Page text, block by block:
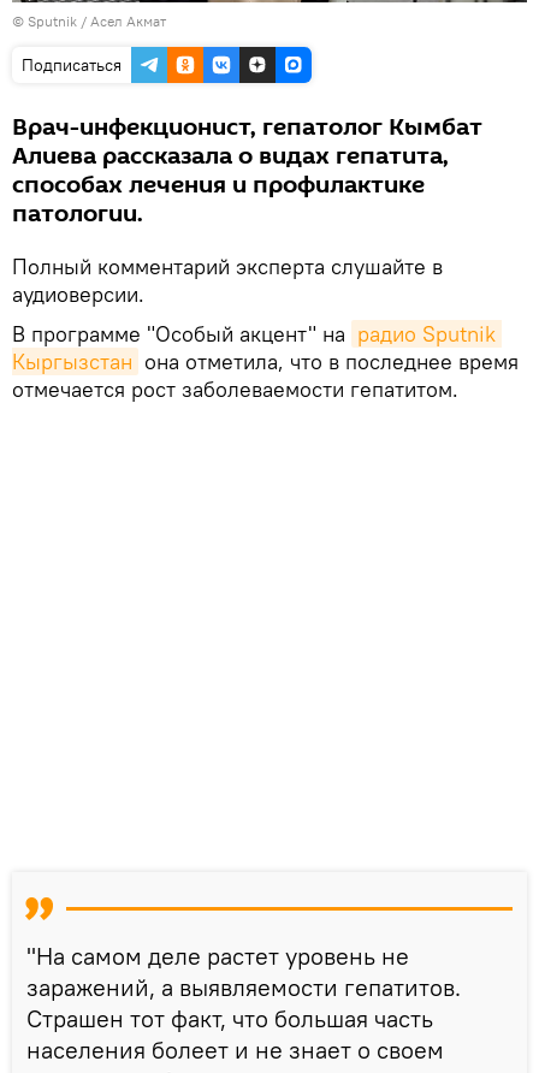
© Sputnik / Асел Акмат
Подписаться
Врач-инфекционист, гепатолог Кымбат
Алиева рассказала о видах гепатита,
способах лечения и профилактике
патологии.
Полный комментарий эксперта слушайте в
аудиоверсии.
В программе "Особый акцент" на радио Sputnik
Кыргызстан она отметила, что в последнее время
отмечается рост заболеваемости гепатитом.
"На самом деле растет уровень не
заражений, а выявляемости гепатитов.
Страшен тот факт, что большая часть
населения болеет и не знает о своем